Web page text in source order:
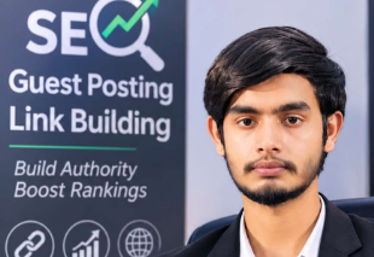
mạnh.
Lời khuyên ngắn gọn cho nhà đầu tư nhỏ
động thanh khoản trên các sàn lớn trong 24-
nên FOMO hoặc hoảng loạn bán tháo khi
Hãy đặt lệnh dừng lỗ hợp lý và chờ xác
trước khi vào lệnh mới.
#10btc #650kusd #chotloinganhan
#btcmempool